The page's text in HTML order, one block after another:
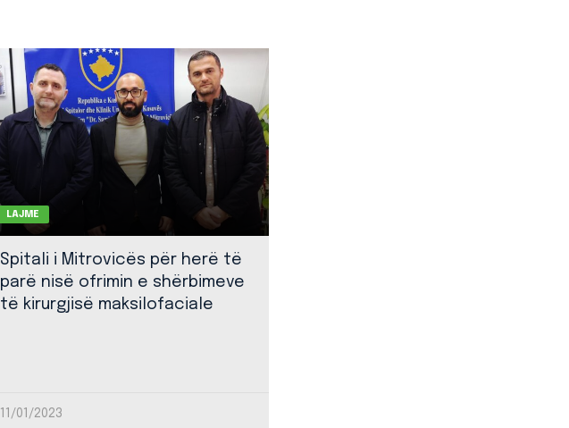
LAJME
Spitali i Mitrovicës për herë të
parë nisë ofrimin e shërbimeve
të kirurgjisë maksilofaciale
11/01/2023